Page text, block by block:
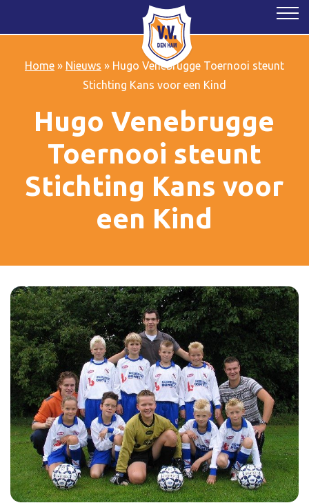
Home» Nieuws » Hugo Venebrugge Toernooi steunt
Stichting Kans voor een Kind
Hugo Venebrugge
Toernooi steunt
Stichting Kans voor
een Kind